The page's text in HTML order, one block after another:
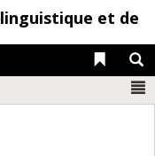
linguistique et de
Liens